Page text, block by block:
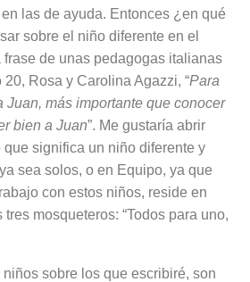
las de ayuda. Entonces ¿en qué
sobre el niño diferente en el
de unas pedagogas italianas
Rosa y Carolina Agazzi, “Para
Juan, más importante que conocer
bien a Juan”. Me gustaría abrir
significa un niño diferente y
sea solos, o en Equipo, ya que
con estos niños, reside en
mosqueteros: “Todos para uno,
niños sobre los que escribiré, son